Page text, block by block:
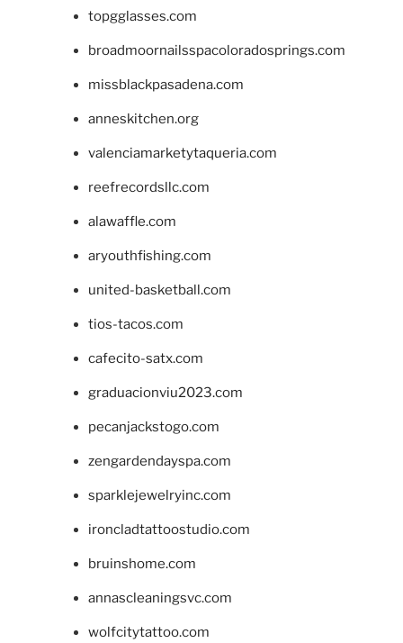
topgglasses.com
broadmoornailsspacoloradosprings.com
missblackpasadena.com
anneskitchen.org
valenciamarketytaqueria.com
reefrecordsllc.com
alawaffle.com
aryouthfishing.com
united-basketball.com
tios-tacos.com
cafecito-satx.com
graduacionviu2023.com
pecanjackstogo.com
zengardendayspa.com
sparklejewelryinc.com
ironcladtattoostudio.com
bruinshome.com
annascleaningsvc.com
wolfcitytattoo.com